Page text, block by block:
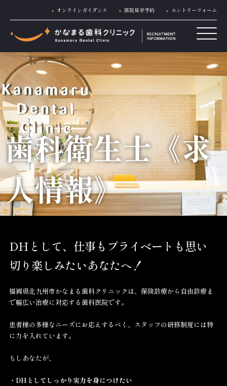
オンラインガイダンス 医院見学予約 エントリーフォーム
歯科衛生士《求
人情報》
DHとして、仕事もプライベートも思い
切り楽しみたいあなたへ！
福岡県北九州市かなまる歯科クリニックは、保険診療から自由診療ま
で幅広い治療に対応する歯科医院です。
患者様の多様なニーズにお応えするべく、スタッフの研修制度には特
に力を入れています。
もしあなたが、
・DHとしてしっかり実力を身につけたい